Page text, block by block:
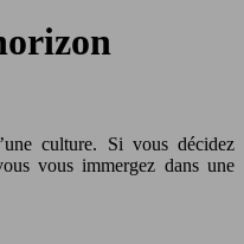
culture. Si vous décidez
vous immergez dans une